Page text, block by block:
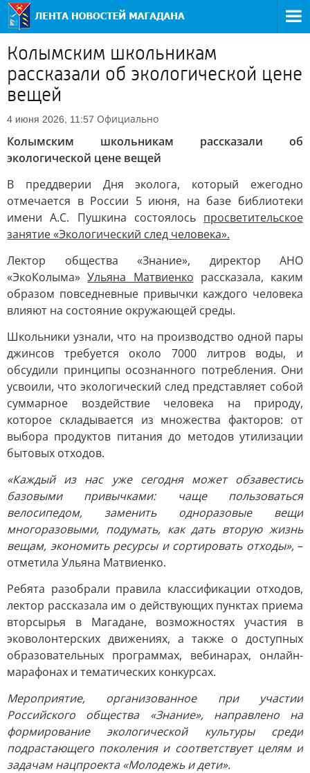
Колымским школьникам
рассказали об экологической цене
вещей
4 июня 2026, 11:57 Официально
Колымским школьникам рассказали об
экологической цене вещей
В преддверии Дня эколога, который ежегодно
отмечается в России 5 июня, на базе библиотеки
имени А.С. Пушкина состоялось просветительское
занятие «Экологический след человека».
Лектор общества «Знание», директор АНО
«ЭкоКолыма»Ульяна Матвиенко рассказала, каким
образом повседневные привычки каждого человека
влияют на состояние окружающей среды.
Школьники узнали, что на производство одной пары
джинсов требуется около 7000 литров воды, и
обсудили принципы осознанного потребления. Они
усвоили, что экологический след представляет собой
суммарное воздействие человека на природу,
которое складывается из множества факторов: от
выбора продуктов питания до методов утилизации
бытовых отходов.
«Каждый из нас уже сегодня может обзавестись
базовыми привычками: чаще пользоваться
велосипедом, заменить одноразовые вещи
многоразовыми, подумать, как дать вторую жизнь
вещам, экономить ресурсы и сортировать отходы»,–
отметила Ульяна Матвиенко.
Ребята разобрали правила классификации отходов,
лектор рассказала им о действующих пунктах приема
вторсырья в Магадане, возможностях участия в
эковолонтерских движениях, а также о доступных
образовательных программах, вебинарах, онлайн-
марафонах и тематических конкурсах.
Мероприятие, организованное при участии
Российского общества «Знание», направлено на
формирование экологической культуры среди
подрастающего поколения и соответствует целям и
задачам нацпроекта «Молодежь и дети».